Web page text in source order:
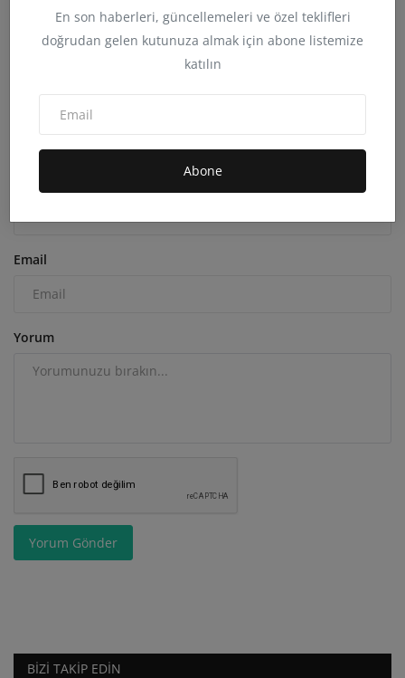
En son haberleri, güncellemeleri ve özel teklifleri
doğrudan gelen kutunuza almak için abone listemize
katılın
Abone
55.Yıldönümünde Nurhaklardan Sevgi, Saygı ve Aşk ile
YORUMLAR FACEBOOK YORUMLARI
Email
Yorum
Yorum Gönder
BIZI TAKIP EDIN